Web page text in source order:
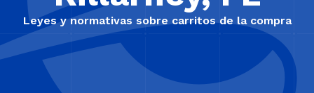
Leyes y normativas sobre carritos de la compra